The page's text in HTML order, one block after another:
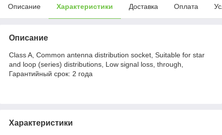
Описание Характеристики Доставка Оплата
Описание
Class A, Common antenna distribution socket, Suitable for star
and loop (series) distributions, Low signal loss, through,
Гарантийный срок: 2 года
Характеристики